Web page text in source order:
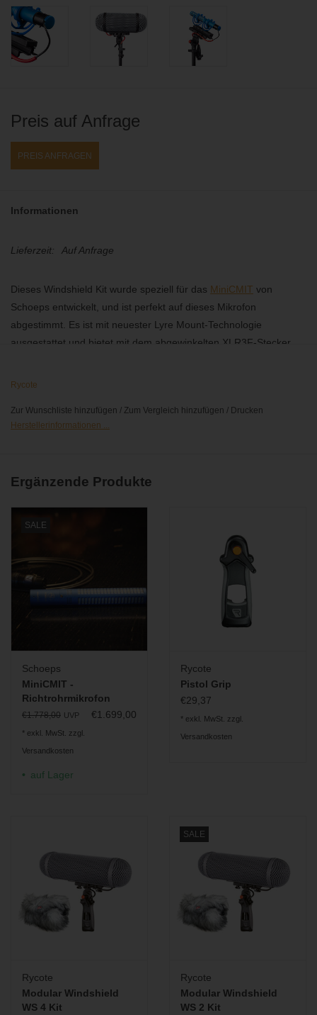
Preis auf Anfrage
PREIS ANFRAGEN
Informationen
Lieferzeit: Auf Anfrage
Dieses Windshield Kit wurde speziell für das MiniCMIT von
Schoeps entwickelt, und ist perfekt auf dieses Mikrofon
abgestimmt. Es ist mit neuester Lyre Mount-Technologie
ausgestattet und bietet mit dem abgewinkelten XLR3F-Stecker
superkompakte Bauweise
XLR-Buchse in kurzer, leichter Bauweise
Rycote
Zur Wunschliste hinzufügen / Zum Vergleich hinzufügen / Drucken
Herstellerinformationen ...
Ergänzende Produkte
SALE
Schoeps
MiniCMIT -
Richtrohrmikrofon
€1.778,00 UVP €1.699,00
* exkl. MwSt. zzgl.
Versandkosten
auf Lager
Rycote
Pistol Grip
€29,37
* exkl. MwSt. zzgl.
Versandkosten
Rycote
Modular Windshield
WS 4 Kit
SALE
Rycote
Modular Windshield
WS 2 Kit